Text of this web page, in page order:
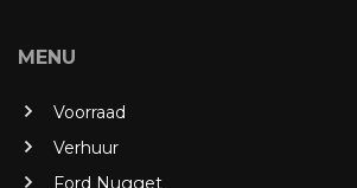
MENU
Voorraad
Verhuur